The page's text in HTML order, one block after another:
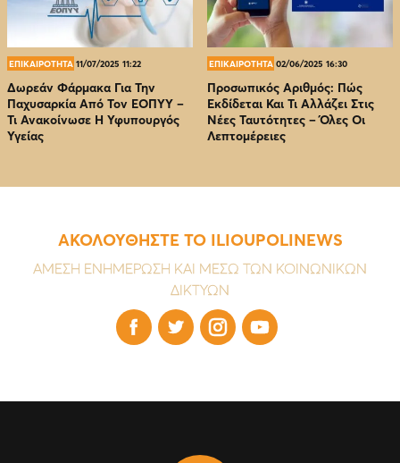
ΕΠΙΚΑΙΡΟΤΗΤΑ 11/07/2025 11:22
Δωρεάν Φάρμακα Για Την
Παχυσαρκία Από Τον EOΠΥΥ –
Τι Ανακοίνωσε Η Υφυπουργός
Υγείας
ΕΠΙΚΑΙΡΟΤΗΤΑ 02/06/2025 16:30
Προσωπικός Αριθμός: Πώς
Εκδίδεται Και Τι Αλλάζει Στις
Νέες Ταυτότητες – Όλες Οι
Λεπτομέρειες
ΑΚΟΛΟΥΘΗΣΤΕ ΤΟ ILIOUPOLINEWS
ΑΜΕΣΗ ΕΝΗΜΕΡΩΣΗ ΚΑΙ ΜΕΣΩ ΤΩΝ ΚΟΙΝΩΝΙΚΩΝ
ΔΙΚΤΥΩΝ
   